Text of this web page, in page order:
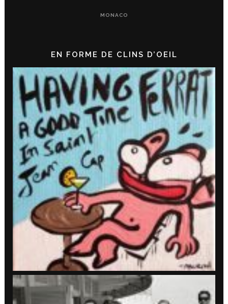
MONACO
EN FORME DE CLINS D’OEIL